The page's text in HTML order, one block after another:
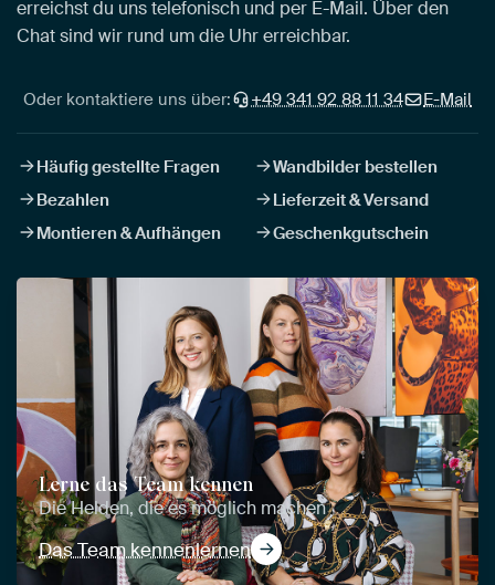
erreichst du uns telefonisch und per E-Mail. Über den
Chat sind wir rund um die Uhr erreichbar.
Oder kontaktiere uns über: +49 341 92 88 11 34 E-Mail
Häufig gestellte Fragen
Wandbilder bestellen
Bezahlen
Lieferzeit & Versand
Montieren & Aufhängen
Geschenkgutschein
Lerne das Team kennen
Die Helden, die es möglich machen
Das Team kennenlernen